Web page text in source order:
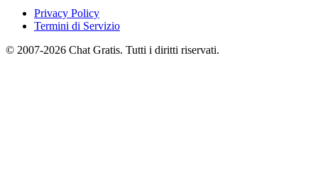
Privacy Policy
Termini di Servizio
© 2007-2026 Chat Gratis. Tutti i diritti riservati.